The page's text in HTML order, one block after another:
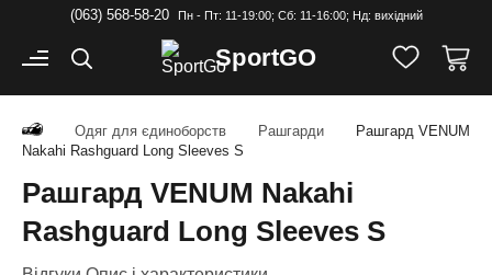
(063) 568-58-20 Пн - Пт: 11-19:00; Cб: 11-16:00; Нд: вихідний
SportGO
Одяг для єдиноборств Рашгарди
Рашгард VENUM
Nakahi Rashguard Long Sleeves S
Рашгард VENUM Nakahi
Rashguard Long Sleeves S